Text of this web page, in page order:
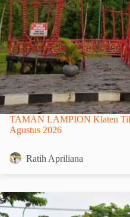
TAMAN LAMPION Klaten
Agustus 2026
Ratih Apriliana